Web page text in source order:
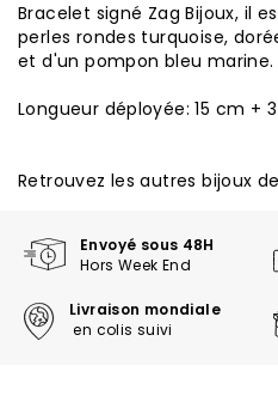
Bracelet signé Zag Bijoux, il
perles rondes turquoise,
et d'un pompon bleu marine.
Longueur déployée: 15 cm +
Retrouvez les autres bijoux
Envoyé sous 48H
Hors Week End
Livraison mondiale
en colis suivi